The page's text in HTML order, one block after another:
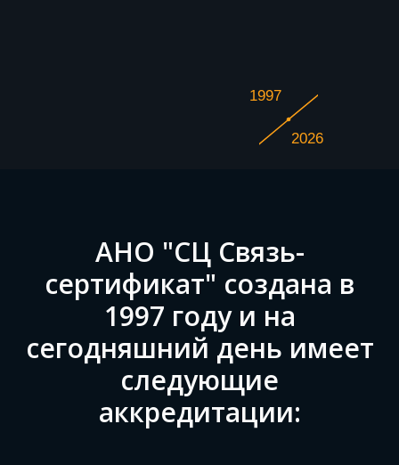
1997
2026
АНО "СЦ Связь-
сертификат" создана в
1997 году и на
сегодняшний день имеет
следующие
аккредитации: